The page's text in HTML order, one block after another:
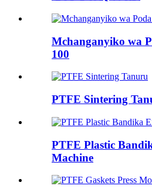
Mchanganyiko wa
100
PTFE Sintering
PTFE Plastic
Machine